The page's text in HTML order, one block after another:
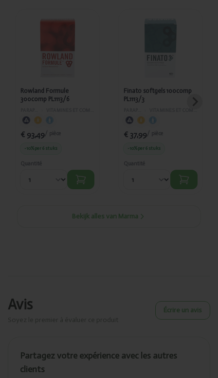
Ajouté
PL1113/6
Rowland Formule
300comp PL1113/6
€ 93,49/ pièce
-10%per 6 stuks
Quantité
Finato softgels 100comp
PL1113/3
€ 37,99/ pièce
-10%per 6 stuks
Quantité
Bekijk alles van Marma
Avis Écrire un avis
Partagez votre expérience avec les autres
clients